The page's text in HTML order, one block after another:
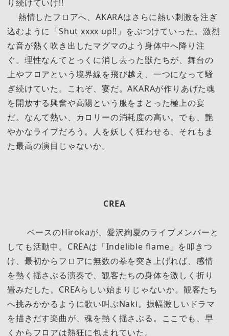
り続けていけ!!
熱情したフロアへ、AKARAはさらに熱い刺激を注ぎ
込むように「Shut xxxx up!!」をぶつけていった。激烈
な音が熱く吹き出したマグマのよう身体中へ降り注
ぐ。理性なんてとっくに消し去った獣たちが、舞台の
上やフロアという境界線を飛び越え、一つになって騒
ぎ続けていた。これぞ、宴だ。AKARAが作りあげた魂
を開放する興奮や高陽という服をまとった極上の宴
だ。なんて熱い、カロリーの消耗度の高い。でも、艶
やかなライブだろう。人を妖しく狂わせる、それもま
た最高の演目じゃないか。
CREA
ベースのHirokaが、愛沢絢夏のライブメンバーと
しても活動中。CREAは「Indelible flame」を叩きつ
け、最初からフロアに無数の拳を突き上げれば、感情
を熱く揺さぶる演奏で、観客たちの身体を激しく折り
畳みだした。CREAらしい始まりじゃないか。観客たち
へ挑みかかるように歌い叫ぶNaki。振幅激しいドラマ
を描きだす楽曲が、魂を熱く揺さぶる。ここでも、早
くからフロアは熱狂に包まれていた。